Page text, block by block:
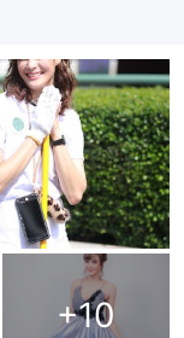
+10